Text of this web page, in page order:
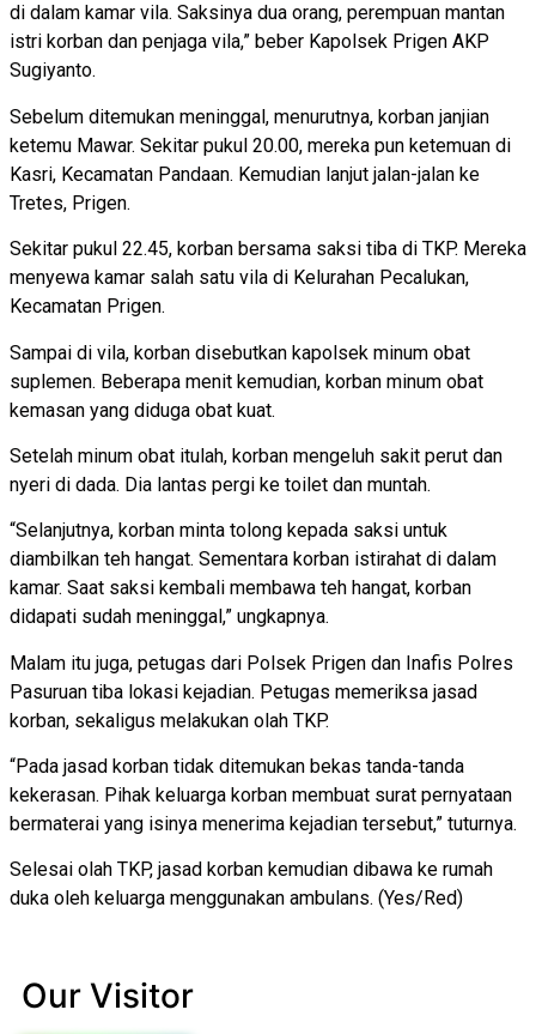
di dalam kamar vila. Saksinya dua orang, perempuan mantan
istri korban dan penjaga vila,” beber Kapolsek Prigen AKP
Sugiyanto.
Sebelum ditemukan meninggal, menurutnya, korban janjian
ketemu Mawar. Sekitar pukul 20.00, mereka pun ketemuan di
Kasri, Kecamatan Pandaan. Kemudian lanjut jalan-jalan ke
Tretes, Prigen.
Sekitar pukul 22.45, korban bersama saksi tiba di TKP. Mereka
menyewa kamar salah satu vila di Kelurahan Pecalukan,
Kecamatan Prigen.
Sampai di vila, korban disebutkan kapolsek minum obat
suplemen. Beberapa menit kemudian, korban minum obat
kemasan yang diduga obat kuat.
Setelah minum obat itulah, korban mengeluh sakit perut dan
nyeri di dada. Dia lantas pergi ke toilet dan muntah.
“Selanjutnya, korban minta tolong kepada saksi untuk
diambilkan teh hangat. Sementara korban istirahat di dalam
kamar. Saat saksi kembali membawa teh hangat, korban
didapati sudah meninggal,” ungkapnya.
Malam itu juga, petugas dari Polsek Prigen dan Inafis Polres
Pasuruan tiba lokasi kejadian. Petugas memeriksa jasad
korban, sekaligus melakukan olah TKP.
“Pada jasad korban tidak ditemukan bekas tanda-tanda
kekerasan. Pihak keluarga korban membuat surat pernyataan
bermaterai yang isinya menerima kejadian tersebut,” tuturnya.
Selesai olah TKP, jasad korban kemudian dibawa ke rumah
duka oleh keluarga menggunakan ambulans. (Yes/Red)
Our Visitor